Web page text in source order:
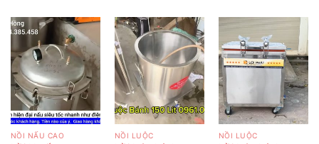
NỒI NẤU CAO NỒI LUỘC NỒI LUỘC